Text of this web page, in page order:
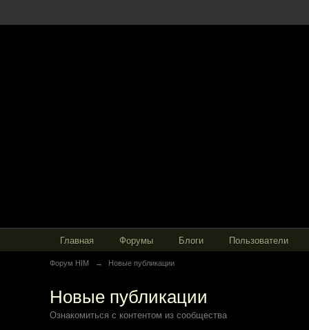
Главная Форумы Блоги Пользователи
Форум HIM → Новые публикации
Новые публикации
Ознакомиться с контентом из сообщества